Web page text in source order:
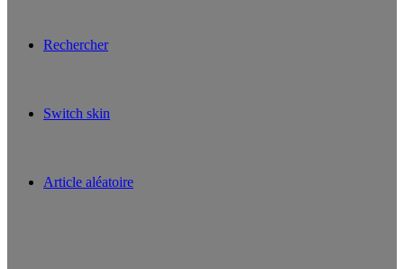
Rechercher
Switch skin
Article aléatoire